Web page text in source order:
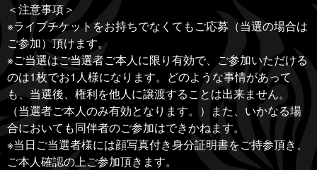
＜注意事項＞
※ライブチケットをお持ちでなくてもご応募（当選の場合は
ご参加）頂けます。
※ご当選はご当選者ご本人に限り有効で、ご参加いただける
のは1枚でお1人様になります。どのような事情があって
も、当選後、権利を他人に譲渡することは出来ません。
（当選者ご本人のみ有効となります。）また、いかなる場
合においても同伴者のご参加はできかねます。
※当日ご当選者様には顔写真付き身分証明書をご持参頂き、
ご本人確認の上ご参加頂きます。